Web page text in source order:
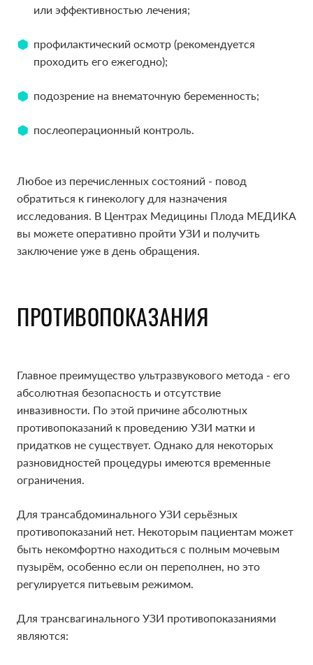
или эффективностью лечения;
профилактический осмотр (рекомендуется
проходить его ежегодно);
подозрение на внематочную беременность;
послеоперационный контроль.
Любое из перечисленных состояний - повод
обратиться к гинекологу для назначения
исследования. В Центрах Медицины Плода МЕДИКА
вы можете оперативно пройти УЗИ и получить
заключение уже в день обращения.
ПРОТИВОПОКАЗАНИЯ
Главное преимущество ультразвукового метода - его
абсолютная безопасность и отсутствие
инвазивности. По этой причине абсолютных
противопоказаний к проведению УЗИ матки и
придатков не существует. Однако для некоторых
разновидностей процедуры имеются временные
ограничения.
Для трансабдоминального УЗИ серьёзных
противопоказаний нет. Некоторым пациентам может
быть некомфортно находиться с полным мочевым
пузырём, особенно если он переполнен, но это
регулируется питьевым режимом.
Для трансвагинального УЗИ противопоказаниями
являются:
ПРОТИВОПОКАЗАНИЯ
Главное преимущество ультразвукового метода - его
абсолютная безопасность и отсутствие
инвазивности. По этой причине абсолютных
противопоказаний к проведению УЗИ матки и
придатков не существует. Однако для некоторых
разновидностей процедуры имеются временные
ограничения.
Для трансабдоминального УЗИ серьёзных
противопоказаний нет. Некоторым пациентам может
быть некомфортно находиться с полным мочевым
пузырём, особенно если он переполнен, но это
регулируется питьевым режимом.
Для трансвагинального УЗИ противопоказаниями
являются: